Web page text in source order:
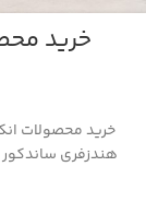
هندزفری